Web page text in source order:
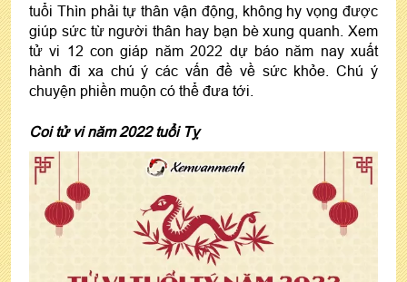
tuổi Thìn phải tự thân vận động, không hy vọng được
giúp sức từ người thân hay bạn bè xung quanh. Xem
tử vi 12 con giáp năm 2022 dự báo năm nay xuất
hành đi xa chú ý các vấn đề về sức khỏe. Chú ý
chuyện phiền muộn có thể đưa tới.
Coi tử vi năm 2022 tuổi Tỵ